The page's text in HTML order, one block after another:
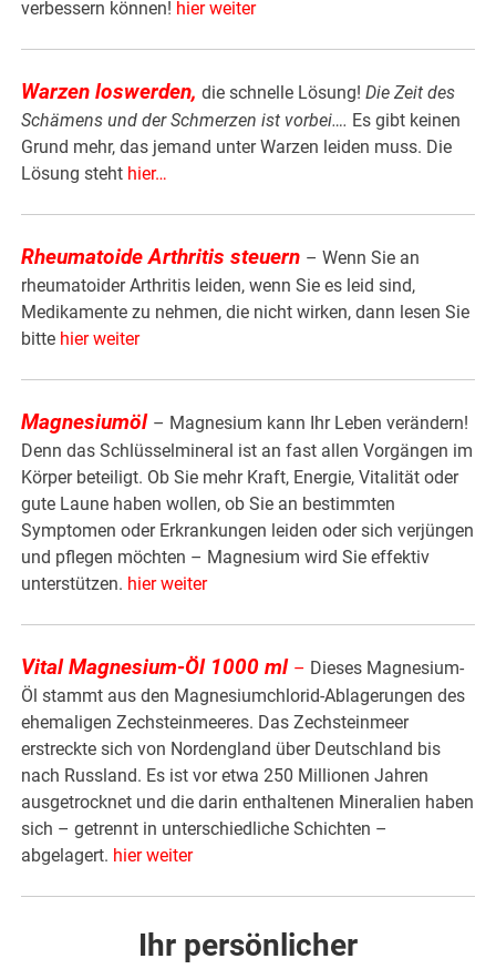
verbessern können! hier weiter
Warzen loswerden, die schnelle Lösung!Die Zeit des
Schämens und der Schmerzen ist vorbei…. Es gibt keinen
Grund mehr, das jemand unter Warzen leiden muss. Die
Lösung steht hier…
Rheumatoide Arthritis steuern – Wenn Sie an
rheumatoider Arthritis leiden, wenn Sie es leid sind,
Medikamente zu nehmen, die nicht wirken, dann lesen Sie
bitte hier weiter
Magnesiumöl – Magnesium kann Ihr Leben verändern!
Denn das Schlüsselmineral ist an fast allen Vorgängen im
Körper beteiligt. Ob Sie mehr Kraft, Energie, Vitalität oder
gute Laune haben wollen, ob Sie an bestimmten
Symptomen oder Erkrankungen leiden oder sich verjüngen
und pflegen möchten – Magnesium wird Sie effektiv
unterstützen. hier weiter
Vital Magnesium-Öl 1000 ml – Dieses Magnesium-
Öl stammt aus den Magnesiumchlorid-Ablagerungen des
ehemaligen Zechsteinmeeres. Das Zechsteinmeer
erstreckte sich von Nordengland über Deutschland bis
nach Russland. Es ist vor etwa 250 Millionen Jahren
ausgetrocknet und die darin enthaltenen Mineralien haben
sich – getrennt in unterschiedliche Schichten –
abgelagert. hier weiter
Ihr persönlicher